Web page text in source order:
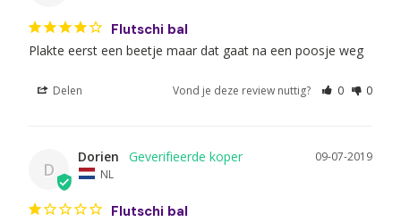
Flutschi bal
Plakte eerst een beetje maar dat gaat na een poosje weg
Delen Vond je deze review nuttig? 0 0
D
09-07-2019
Dorien
NL
Flutschi bal